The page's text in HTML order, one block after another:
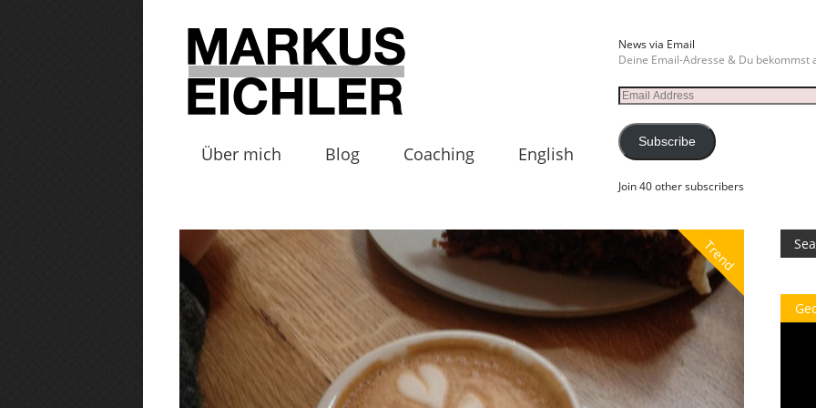
News via Email
Deine Email-Adresse & Du
Email
Address
Subscribe
Join 40 other subscribers
Über mich Blog Coaching English
Trend